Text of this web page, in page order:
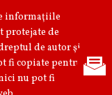
informaţiile
protejate de
de autor şi
fi copiate pentru
nu pot fi